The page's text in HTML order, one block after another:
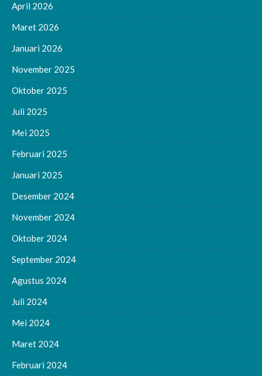
April 2026
Maret 2026
Januari 2026
November 2025
Oktober 2025
Juli 2025
Mei 2025
Februari 2025
Januari 2025
Desember 2024
November 2024
Oktober 2024
September 2024
Agustus 2024
Juli 2024
Mei 2024
Maret 2024
Februari 2024